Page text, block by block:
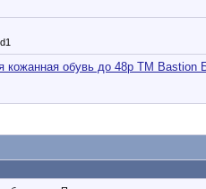
кожанная обувь до 48р ТМ Bastion